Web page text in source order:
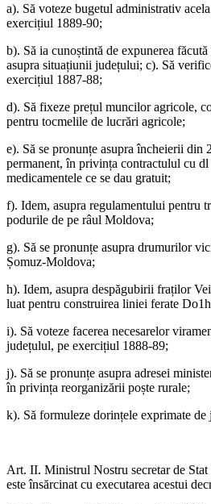
a). Să voteze bugetul administrativ
exercițiul 1889-90;
b). Să ia cunoștintă de expunerea
asupra situațiunii județului; c). Să
exercițiul 1887-88;
d). Să fixeze prețul muncilor agricole,
pentru tocmelile de lucrări agricole;
e). Să se pronunțe asupra încheierii din
permanent, în privința contractulul cu
medicamentele ce se dau gratuit;
f). Idem, asupra regulamentului pentru
podurile de pe râul Moldova;
g). Să se pronunțe asupra drumurilor
Șomuz-Moldova;
h). Idem, asupra despăgubirii fraților
luat pentru construirea liniei ferate
i). Să voteze facerea necesarelor
județulul, pe exercițiul 1888-89;
j). Să se pronunțe asupra adresei
în privința reorganizării poște rurale;
k). Să formuleze dorințele exprimate de
Art. II. Ministrul Nostru secretar de Stat
este însărcinat cu executarea acestui